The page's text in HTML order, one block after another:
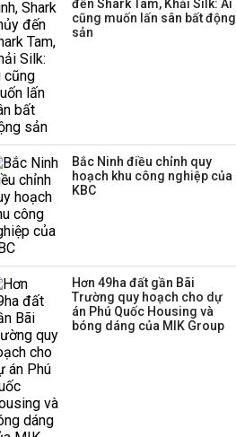
đến Shark Tam, Khải Silk: Ai
cũng muốn lấn sân bất động
sản
Bắc Ninh điều chỉnh quy
hoạch khu công nghiệp của
KBC
Hơn 49ha đất gần Bãi
Trường quy hoạch cho dự
án Phú Quốc Housing và
bóng dáng của MIK Group